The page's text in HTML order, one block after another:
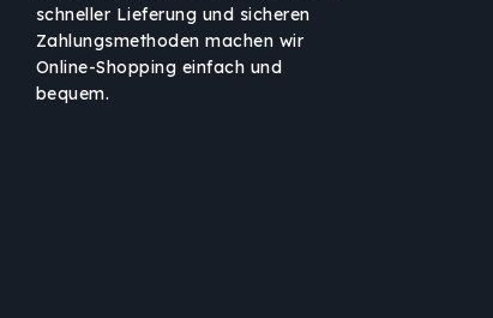
schneller Lieferung und sicheren
Zahlungsmethoden machen wir
Online-Shopping einfach und
bequem.